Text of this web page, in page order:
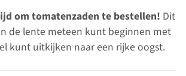
om tomatenzaden te bestellen! Dit
de lente meteen kunt beginnen met
kunt uitkijken naar een rijke oogst.